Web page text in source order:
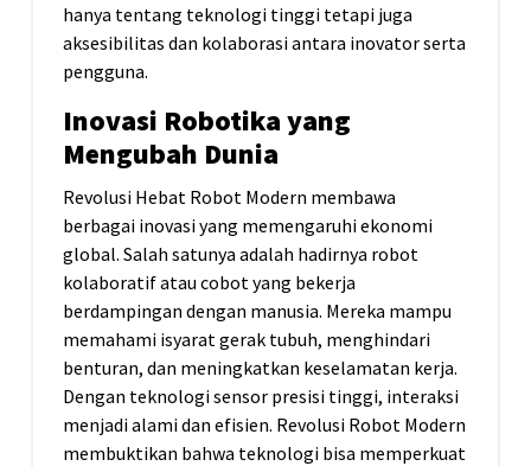
hanya tentang teknologi tinggi tetapi juga
aksesibilitas dan kolaborasi antara inovator serta
pengguna.
Inovasi Robotika yang
Mengubah Dunia
Revolusi Hebat Robot Modern membawa
berbagai inovasi yang memengaruhi ekonomi
global. Salah satunya adalah hadirnya robot
kolaboratif atau cobot yang bekerja
berdampingan dengan manusia. Mereka mampu
memahami isyarat gerak tubuh, menghindari
benturan, dan meningkatkan keselamatan kerja.
Dengan teknologi sensor presisi tinggi, interaksi
menjadi alami dan efisien. Revolusi Robot Modern
membuktikan bahwa teknologi bisa memperkuat